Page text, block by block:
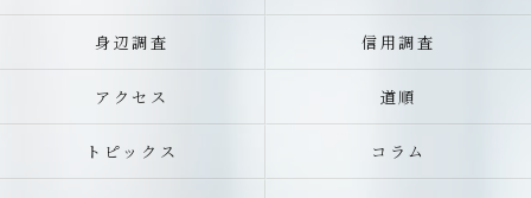
身辺調査 信用調査
アクセス 道順
トピックス コラム